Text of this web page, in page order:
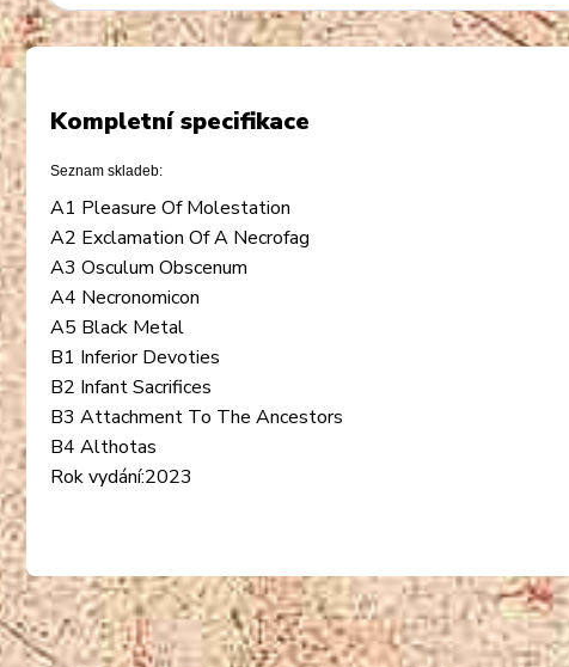
Kompletní specifikace
Seznam skladeb:
A1 Pleasure Of Molestation
A2 Exclamation Of A Necrofag
A3 Osculum Obscenum
A4 Necronomicon
A5 Black Metal
B1 Inferior Devoties
B2 Infant Sacrifices
B3 Attachment To The Ancestors
B4 Althotas
Rok vydání:2023